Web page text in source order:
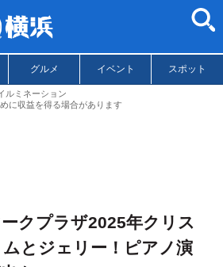
グルメ イベント スポット
ルミネーション
に収益を得る場合があります
クプラザ2025年クリス
とジェリー！ピアノ演